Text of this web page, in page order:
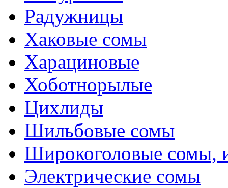
Радужницы
Хаковые сомы
Харациновые
Хоботнорылые
Цихлиды
Шильбовые сомы
Широкоголовые сомы,
Электрические сомы